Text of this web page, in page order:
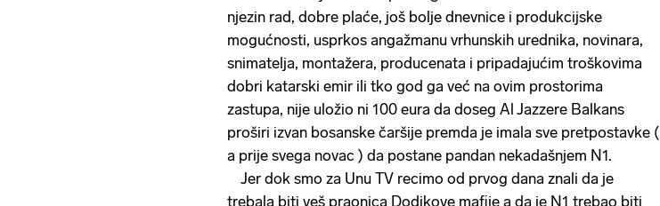
njezin rad, dobre plaće, još bolje dnevnice i produkcijske
mogućnosti, usprkos angažmanu vrhunskih urednika, novinara,
snimatelja, montažera, producenata i pripadajućim troškovima
dobri katarski emir ili tko god ga već na ovim prostorima
zastupa, nije uložio ni 100 eura da doseg Al Jazzere Balkans
proširi izvan bosanske čaršije premda je imala sve pretpostavke (
a prije svega novac ) da postane pandan nekadašnjem N1.
Jer dok smo za Unu TV recimo od prvog dana znali da je
trebala biti veš praonica Dodikove mafije a da je N1 trebao biti